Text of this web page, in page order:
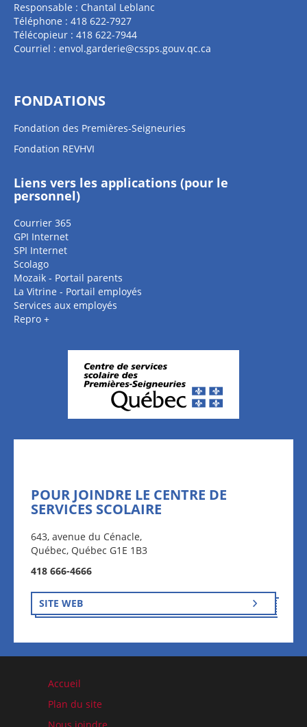
Responsable : Chantal Leblanc
Téléphone : 418 622-7927
Télécopieur : 418 622-7944
Courriel : envol.garderie@cssps.gouv.qc.ca
FONDATIONS
Fondation des Premières-Seigneuries
Fondation REVHVI
Liens vers les applications (pour le
personnel)
Courrier 365
GPI Internet
SPI Internet
Scolago
Mozaik - Portail parents
La Vitrine - Portail employés
Services aux employés
Repro +
POUR JOINDRE LE CENTRE DE
SERVICES SCOLAIRE
643, avenue du Cénacle,
Québec, Québec G1E 1B3
418 666-4666
SITE WEB
Accueil
Plan du site